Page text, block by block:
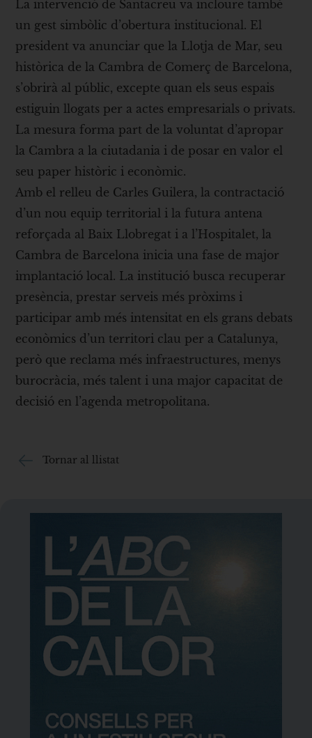
La intervenció de Santacreu va incloure també
un gest simbòlic d’obertura institucional. El
president va anunciar que la Llotja de Mar, seu
històrica de la Cambra de Comerç de Barcelona,
s’obrirà al públic, excepte quan els seus espais
estiguin llogats per a actes empresarials o privats.
La mesura forma part de la voluntat d’apropar
la Cambra a la ciutadania i de posar en valor el
seu paper històric i econòmic.
Amb el relleu de Carles Guilera, la contractació
d’un nou equip territorial i la futura antena
reforçada al Baix Llobregat i a l’Hospitalet, la
Cambra de Barcelona inicia una fase de major
implantació local. La institució busca recuperar
presència, prestar serveis més pròxims i
participar amb més intensitat en els grans debats
econòmics d’un territori clau per a Catalunya,
però que reclama més infraestructures, menys
burocràcia, més talent i una major capacitat de
decisió en l’agenda metropolitana.
Tornar al llistat